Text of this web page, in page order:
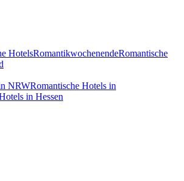
HotelsRomantikwochenendeRomantische
NRWRomantische Hotels in
in Hessen